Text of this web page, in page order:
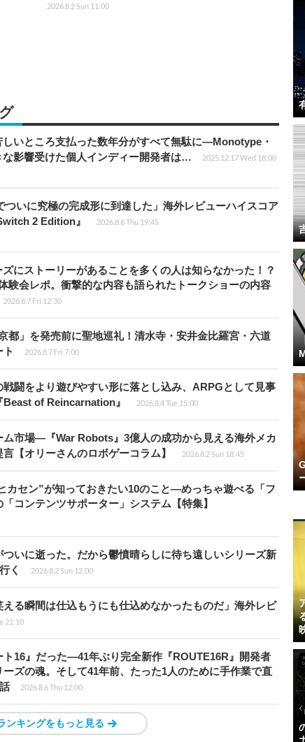
2026.8.2 Sun 11:00
いところ支払った数年分がすべて無駄に―Monotype・
影響受けた個人インディー開発者は…
2025.12.17 Wed 18:00
ついに究極の完成形に到達した」海外レビューハイスコア
2 Edition』
2026.8.6 Thu 19:45
ズにストーリーがあることを多くの人は知らなかった！？
験会レポ。衝撃的な内容も語られたトークショーの内容
2026.8.7 Fri 12:30
都」を発売前に聖地巡礼！清水寺・安井金比羅宮・六道
2026.8.7 Fri 7:00
戦闘をより遊びやすい形に落とし込み、ARPGとして見事
of Reincarnation』
2026.8.4 Tue 15:00
ム市場―『War Robots』3億人の成功から見える海外メカ
【オリーさんのロボゲーコラム】
2026.8.2 Sun 18:45
カセン”が知っておきたい10のこと―めっちゃ遊べる「フ
コンテンツサポーター」システム【特集】
いに逝った。だから鬱憤晴らしに待ち遠しいシリーズ新
く
2026.8.2 Sun 12:00
える瞬間は仕込もうにも仕込めなかったものだ」海外レビ
21:10
16』だった―41年ぶり完全新作『ROUTE16R』開発者
ズの魂。そして41年前、たった1人のために手作業で直
2026.8.6 Thu 12:00
ンキングをもっと見る